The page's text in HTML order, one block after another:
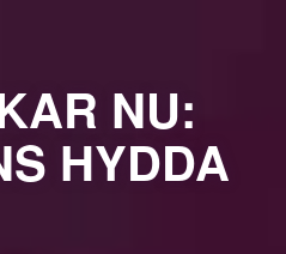
NU:
HYDDA